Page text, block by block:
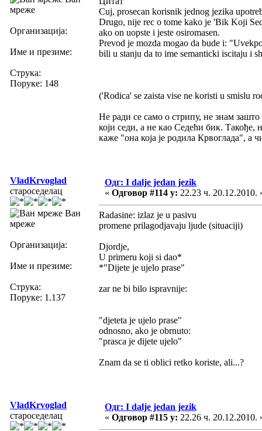
мреже
Организација:
Име и презиме:
Струка:
Поруке: 148
Cuj, prosecan korisnik jednog jezika
Drugo, nije rec o tome kako je 'Bik Koji
ako on uopste i jeste osiromasen.
Prevod je mozda mogao da bude i:
bili u stanju da to ime semanticki iscitaju i
('Rodica' se zaista vise ne koristi u smislu
Не ради се само о стрипу, не знам
који седи, а не као Седећи бик. Такође,
каже "она која је родила Крвоглада", а
VladKrvoglad
староседелац
Ван
мреже
Организација:
Име и презиме:
Струка:
Поруке: 1.137
Одг: I dalje jedan jezik
« Одговор #114 у: 22.23 ч. 20.12.2010.
Radasine: izlaz je u pasivu
promene prilagodjavaju ljude (situaciji)
Djordje,
U primeru koji si dao*
*"Dijete je ujelo prase"
zar ne bi bilo ispravnije:
"djeteta je ujelo prase"
odnosno, ako je obrnuto:
"prasca je dijete ujelo"
Znam da se ti oblici retko koriste, ali...?
VladKrvoglad
староседелац
Одг: I dalje jedan jezik
« Одговор #115 у: 22.26 ч. 20.12.2010.